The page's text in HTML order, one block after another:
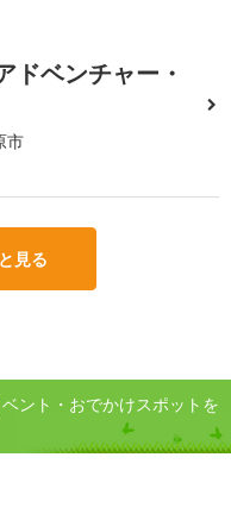
ドベンチャー・
市
見る
ント・おでかけスポットを